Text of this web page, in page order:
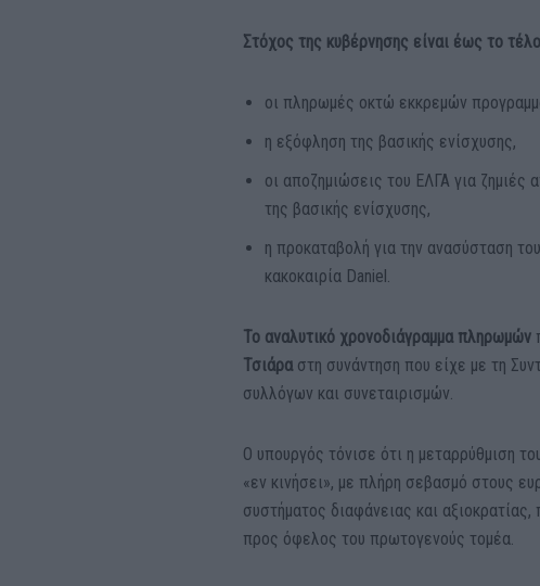
Στόχος της κυβέρνησης είναι έως το
οι πληρωμές οκτώ εκκρεμών
η εξόφληση της βασικής ενίσχυσης,
οι αποζημιώσεις του ΕΛΓΑ για
της βασικής ενίσχυσης,
η προκαταβολή για την ανασύσταση
κακοκαιρία Daniel.
Το αναλυτικό χρονοδιάγραμμα πληρωμών
Τσιάρα στη συνάντηση που είχε με τη
συλλόγων και συνεταιρισμών.
Ο υπουργός τόνισε ότι η μεταρρύθμιση
«εν κινήσει», με πλήρη σεβασμό στους
συστήματος διαφάνειας και
προς όφελος του πρωτογενούς τομέα.